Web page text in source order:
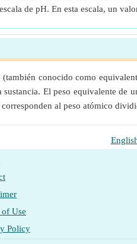
de pH. En esta escala, un
conocido como
El peso equivalente de
al peso atómico
of Use
Policy